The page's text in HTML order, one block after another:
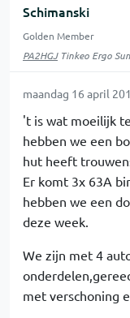
Schimanski
Golden Member
PA2HGJTinkeo Ergo
maandag 16 april
't is wat moeilijk
hebben we een
hut heeft
Er komt 3x 63A
hebben we een
deze week.
We zijn met 4
met verschoning